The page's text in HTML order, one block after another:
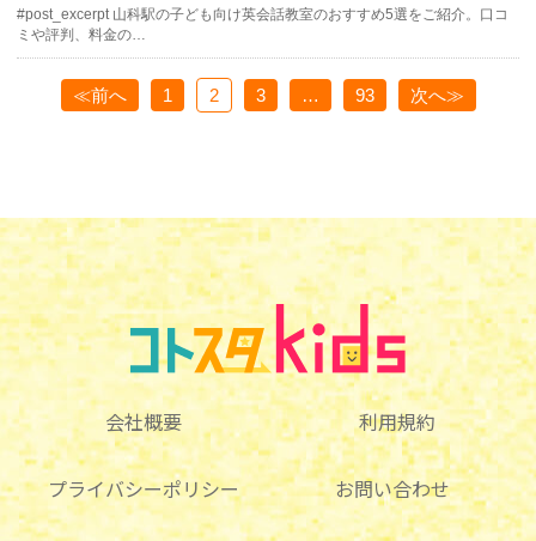
#post_excerpt 山科駅の子ども向け英会話教室のおすすめ5選をご紹介。口コ
ミや評判、料金の…
≪前へ 1 2 3 … 93 次へ≫
会社概要 利用規約
プライバシーポリシー お問い合わせ